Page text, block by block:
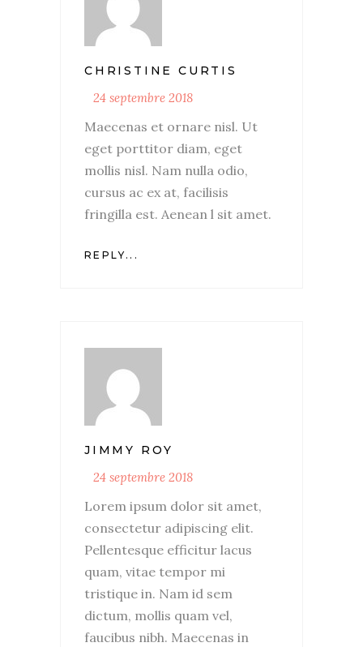
CHRISTINE CURTIS
24 septembre 2018
Maecenas et ornare nisl. Ut
eget porttitor diam, eget
mollis nisl. Nam nulla odio,
cursus ac ex at, facilisis
fringilla est. Aenean l sit amet.
REPLY...
JIMMY ROY
24 septembre 2018
Lorem ipsum dolor sit amet,
consectetur adipiscing elit.
Pellentesque efficitur lacus
quam, vitae tempor mi
tristique in. Nam id sem
dictum, mollis quam vel,
faucibus nibh. Maecenas in